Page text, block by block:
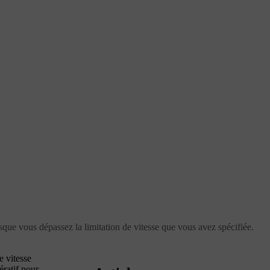
vous dépassez la limitation de vitesse que vous avez spécifiée.
vitesse